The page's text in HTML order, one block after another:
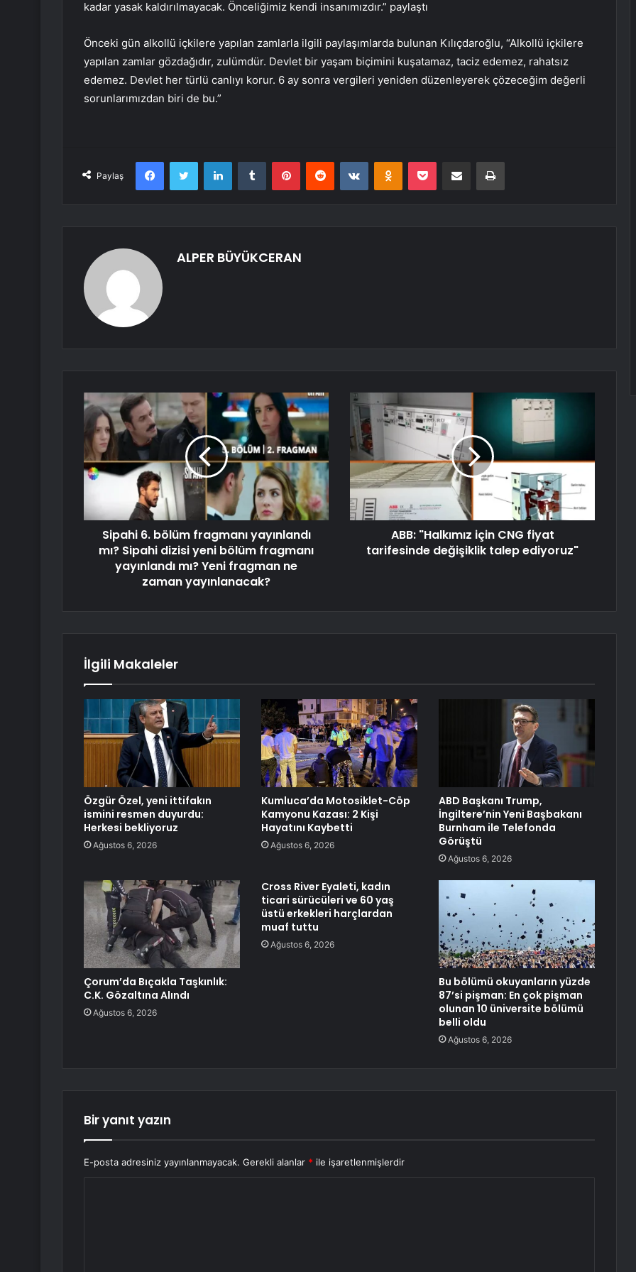
kadar yasak kaldırılmayacak. Önceliğimiz kendi insanımızdır.” paylaştı
Önceki gün alkollü içkilere yapılan zamlarla ilgili paylaşımlarda bulunan Kılıçdaroğlu, “Alkollü içkilere
yapılan zamlar gözdağıdır, zulümdür. Devlet bir yaşam biçimini kuşatamaz, taciz edemez, rahatsız
edemez. Devlet her türlü canlıyı korur. 6 ay sonra vergileri yeniden düzenleyerek çözeceğim değerli
sorunlarımızdan biri de bu.”
Paylaş
FacebookTwitter LinkedInTumblr PinterestReddit VKontakteOdnoklassniki
Pocket E-Posta ile paylaş Yazdır
ALPER BÜYÜKCERAN
Sipahi 6. bölüm fragmanı yayınlandı
mı? Sipahi dizisi yeni bölüm fragmanı
yayınlandı mı? Yeni fragman ne
zaman yayınlanacak?
ABB: "Halkımız için CNG fiyat
tarifesinde değişiklik talep ediyoruz"
İlgili Makaleler
Özgür Özel, yeni ittifakın
ismini resmen duyurdu:
Herkesi bekliyoruz
Ağustos 6, 2026
Kumluca’da Motosiklet-Cöp
Kamyonu Kazası: 2 Kişi
Hayatını Kaybetti
Ağustos 6, 2026
ABD Başkanı Trump,
İngiltere’nin Yeni Başbakanı
Burnham ile Telefonda
Görüştü
Ağustos 6, 2026
Çorum’da Bıçakla Taşkınlık:
C.K. Gözaltına Alındı
Ağustos 6, 2026
Cross River Eyaleti, kadın
ticari sürücüleri ve 60 yaş
üstü erkekleri harçlardan
muaf tuttu
Ağustos 6, 2026
Bu bölümü okuyanların yüzde
87’si pişman: En çok pişman
olunan 10 üniversite bölümü
belli oldu
Ağustos 6, 2026
Bir yanıt yazın
E-posta adresiniz yayınlanmayacak. Gerekli alanlar * ile işaretlenmişlerdir